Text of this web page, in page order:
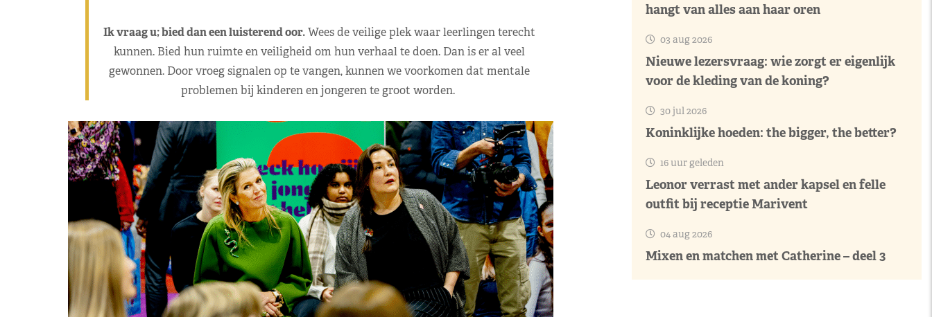
Ik vraag u; bied dan een luisterend oor.Wees de veilige plek waar leerlingen terecht
kunnen. Bied hun ruimte en veiligheid om hun verhaal te doen. Dan is er al veel
gewonnen. Door vroeg signalen op te vangen, kunnen we voorkomen dat mentale
problemen bij kinderen en jongeren te groot worden.
hangt van alles aan haar oren
03 aug 2026
Nieuwe lezersvraag: wie zorgt er eigenlijk
voor de kleding van de koning?
30 jul 2026
Koninklijke hoeden: the bigger, the better?
16 uur geleden
Leonor verrast met ander kapsel en felle
outfit bij receptie Marivent
04 aug 2026
Mixen en matchen met Catherine – deel 3